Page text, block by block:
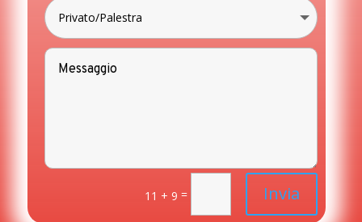
11 + 9 = Invia